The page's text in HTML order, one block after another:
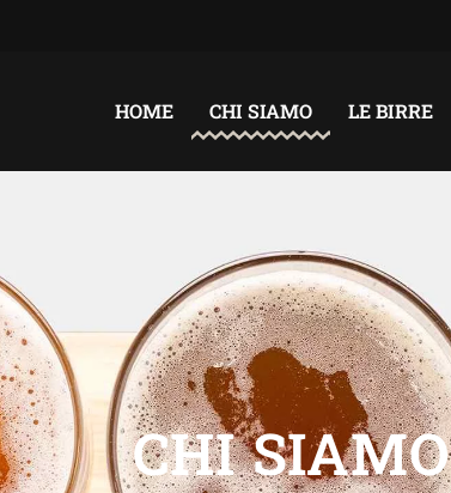
HOME
CHI SIAMO LE BIRRE
CHI SIAMO